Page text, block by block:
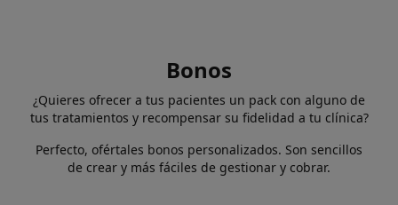
Bonos
¿Quieres ofrecer a tus pacientes un pack con alguno de
tus tratamientos y recompensar su fidelidad a tu clínica?
Perfecto, ofértales bonos personalizados. Son sencillos
de crear y más fáciles de gestionar y cobrar.